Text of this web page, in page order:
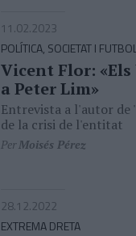
11.02.2023
POLÍTICA, SOCIETAT I
Vicent Flor:
a Peter Lim»
Entrevista a l'autor de
de la crisi de l'entitat
PerMoisés Pérez
28.12.2022
EXTREMA DRETA